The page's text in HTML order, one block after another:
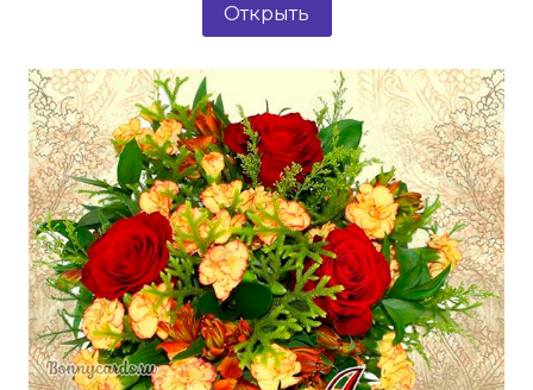
Открыть